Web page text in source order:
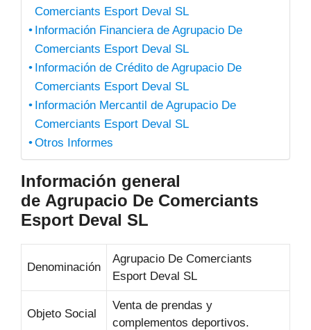
Comerciants Esport Deval SL
Información Financiera de Agrupacio De
Comerciants Esport Deval SL
Información de Crédito de Agrupacio De
Comerciants Esport Deval SL
Información Mercantil de Agrupacio De
Comerciants Esport Deval SL
Otros Informes
Información general
de Agrupacio De Comerciants
Esport Deval SL
Denominación
Agrupacio De Comerciants
Esport Deval SL
Objeto Social
Venta de prendas y
complementos deportivos.